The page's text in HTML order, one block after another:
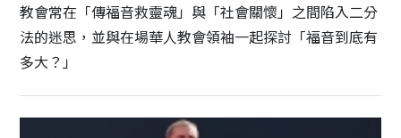
教會常在「傳福音救靈魂」與「社會關懷」之間陷入二分
法的迷思，並與在場華人教會領袖一起探討「福音到底有
多大？」